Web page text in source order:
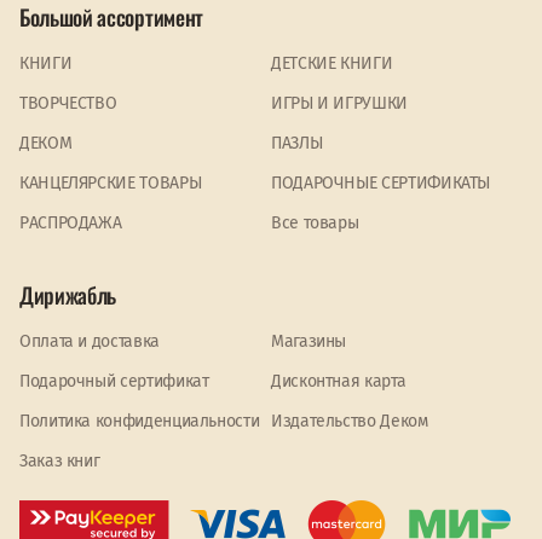
Большой ассортимент
КНИГИ
ДЕТСКИЕ КНИГИ
ТВОРЧЕСТВО
ИГРЫ И ИГРУШКИ
ДЕКОМ
ПАЗЛЫ
КАНЦЕЛЯРСКИЕ ТОВАРЫ
ПОДАРОЧНЫЕ СЕРТИФИКАТЫ
PАСПРОДАЖА
Все товары
Дирижабль
Оплата и доставка
Магазины
Подарочный сертификат
Дисконтная карта
Политика конфиденциальности
Издательство Деком
Заказ книг